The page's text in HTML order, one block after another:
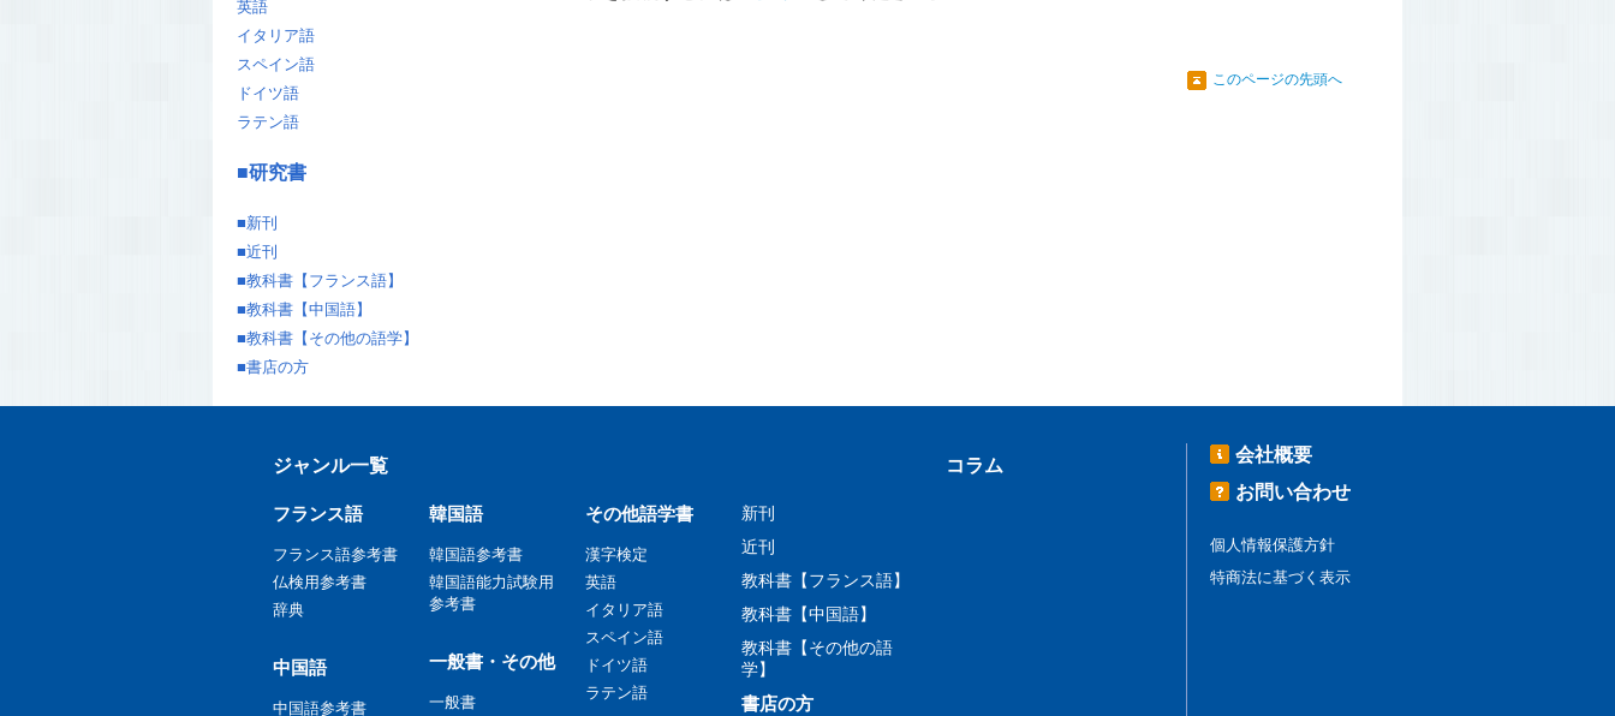
このページの先頭へ
英語
イタリア語
スペイン語
ドイツ語
ラテン語
■研究書
■新刊
■近刊
■教科書【フランス語】
■教科書【中国語】
■教科書【その他の語学】
■書店の方
ジャンル一覧 コラム
フランス語
フランス語参考書
仏検用参考書
辞典
中国語
中国語参考書
韓国語
韓国語参考書
韓国語能力試験用
参考書
一般書・その他
一般書
その他語学書
漢字検定
英語
イタリア語
スペイン語
ドイツ語
ラテン語
新刊
近刊
教科書【フランス語】
教科書【中国語】
教科書【その他の語
学】
書店の方
会社概要
お問い合わせ
個人情報保護方針
特商法に基づく表示